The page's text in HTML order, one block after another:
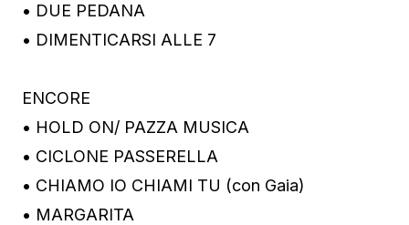
• DUE PEDANA
• DIMENTICARSI ALLE 7
ENCORE
• HOLD ON/ PAZZA MUSICA
• CICLONE PASSERELLA
• CHIAMO IO CHIAMI TU (con Gaia)
• MARGARITA